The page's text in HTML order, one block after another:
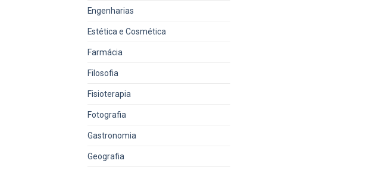
Engenharias
Estética e Cosmética
Farmácia
Filosofia
Fisioterapia
Fotografia
Gastronomia
Geografia